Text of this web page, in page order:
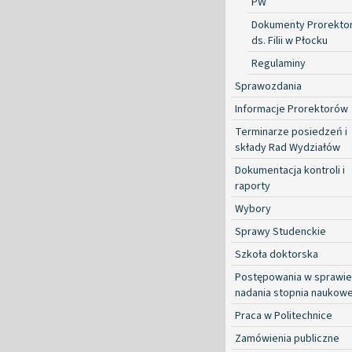
Dokumenty
ds. Filii w Płocku
Regulaminy
Sprawozdania
Informacje Prorektorów
Terminarze posiedzeń i
składy Rad Wydziałów
Dokumentacja kontroli i
raporty
Wybory
Sprawy Studenckie
Szkoła doktorska
Postępowania w sprawie
nadania stopnia
Praca w Politechnice
Zamówienia publiczne